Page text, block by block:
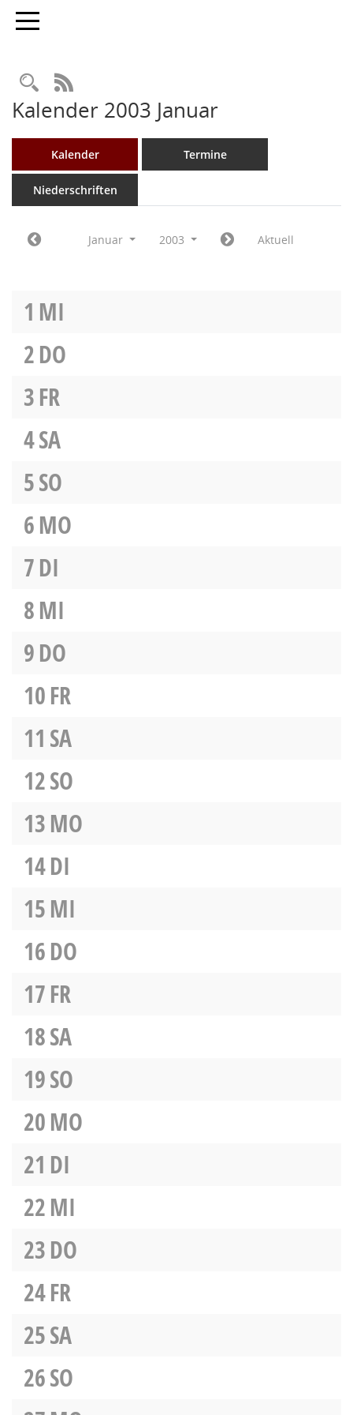
Toggle navigation
Rechercheauswahl
RSS-Feed
Kalender 2003 Januar
Kalender Termine
Niederschriften
Januar 2003 Aktuell
1 MI
2DO
3FR
4SA
5SO
6MO
7DI
8MI
9DO
10FR
11 SA
12SO
13MO
14DI
15MI
16DO
17FR
18SA
19SO
20MO
21 DI
22MI
23DO
24FR
25SA
26SO